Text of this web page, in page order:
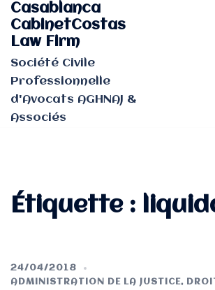
Casablanca
CabinetCostas
Law Firm
Société Civile
Professionnelle
d'Avocats AGHNAJ &
Associés
Étiquette :
24/04/2018
ADMINISTRATION DE LA JUSTICE,